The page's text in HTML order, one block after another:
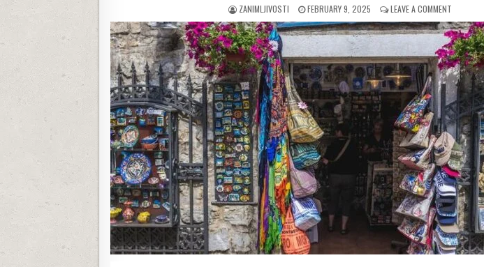
AUTHOR:
ZANIMLJIVOSTI
PUBLISHED
DATE:
FEBRUARY 9, 2025 LEAVE A COMMENTON
OVO
MNOGI
OD
NAS
DRŽE
U
KUĆI
KAO
SUVENIR:
KAD
ČUJETE
ZA
NJEGOVO
PRAVO
ZNAČENJE
ODMAH
ĆETE
GA
BACITI
U
ĐUBRE